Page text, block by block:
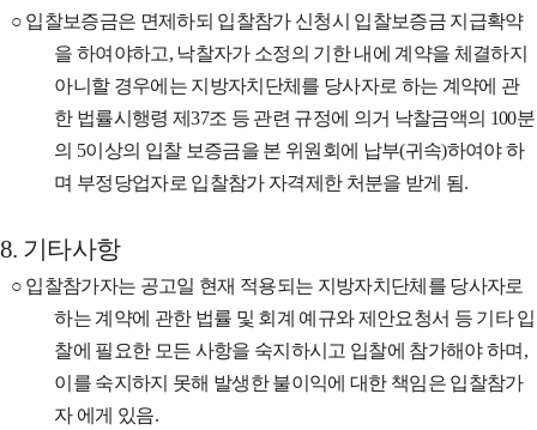
○ 입찰보증금은 면제하되 입찰참가 신청시 입찰보증금 지급확약
을 하여야하고, 낙찰자가 소정의 기한 내에 계약을 체결하지
아니할 경우에는 지방자치단체를 당사자로 하는 계약에 관
한 법률시행령 제37조 등 관련 규정에 의거 낙찰금액의 100분
의 5이상의 입찰 보증금을 본 위원회에 납부(귀속)하여야 하
며 부정당업자로 입찰참가 자격제한 처분을 받게 됨.
8. 기타사항
○ 입찰참가자는 공고일 현재 적용되는 지방자치단체를 당사자로
하는 계약에 관한 법률 및 회계 예규와 제안요청서 등 기타 입
찰에 필요한 모든 사항을 숙지하시고 입찰에 참가해야 하며 ,
이를 숙지하지 못해 발생한 불이익에 대한 책임은 입찰참가
자 에게 있음.